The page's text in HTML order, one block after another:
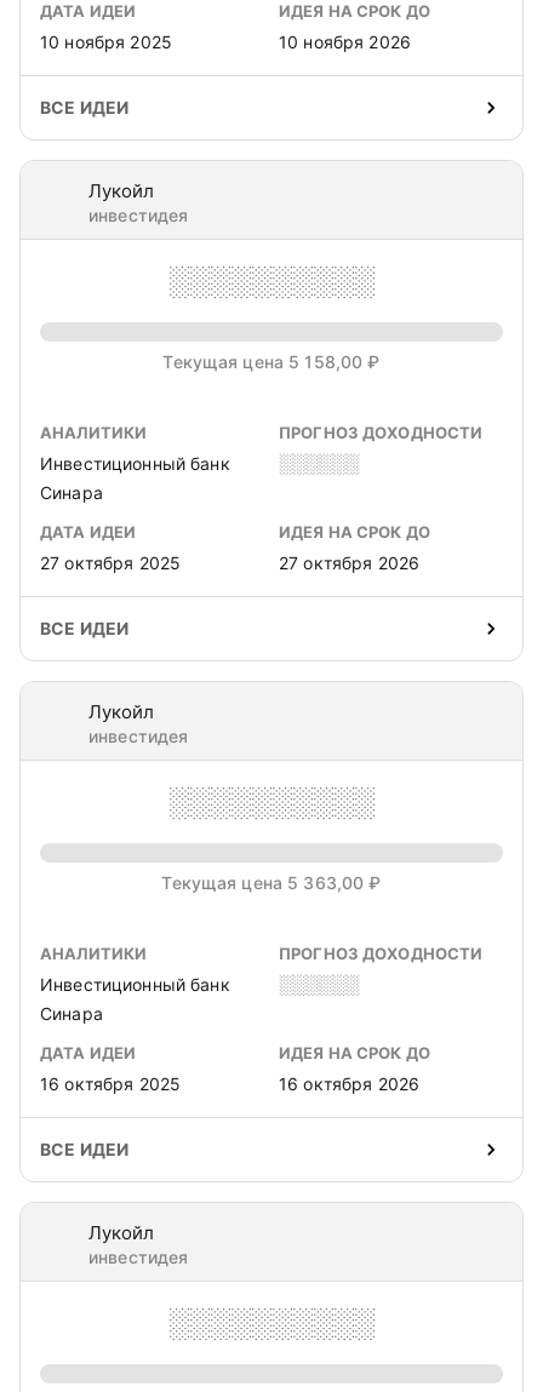
ДАТА ИДЕИ
10 ноября 2025
ИДЕЯ НА СРОК ДО
10 ноября 2026
ВСЕ ИДЕИ
Лукойл
инвестидея
░░░░░░░░░░
Текущая цена 5 158,00 ₽
АНАЛИТИКИ
Инвестиционный банк
Синара
ПРОГНОЗ ДОХОДНОСТИ
░░░░░░
ДАТА ИДЕИ
27 октября 2025
ИДЕЯ НА СРОК ДО
27 октября 2026
ВСЕ ИДЕИ
Лукойл
инвестидея
░░░░░░░░░░
Текущая цена 5 363,00 ₽
АНАЛИТИКИ
Инвестиционный банк
Синара
ПРОГНОЗ ДОХОДНОСТИ
░░░░░░
ДАТА ИДЕИ
16 октября 2025
ИДЕЯ НА СРОК ДО
16 октября 2026
ВСЕ ИДЕИ
Лукойл
инвестидея
░░░░░░░░░░